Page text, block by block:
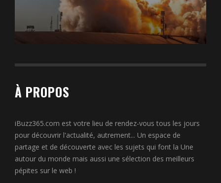
À PROPOS
iBuzz365.com est votre lieu de rendez-vous tous les jours
pour découvrir l'actualité, autrement... Un espace de
partage et de découverte avec les sujets qui font la Une
autour du monde mais aussi une sélection des meilleurs
pépites sur le web !